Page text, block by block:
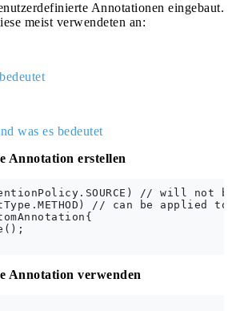
Annotationen eingebaut.
meist verwendeten an:
Annotation erstellen
// will
// can be applied to
Annotation verwenden